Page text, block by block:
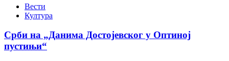
Вести
Култура
Срби на „Данима Достојевског у Оптиној
пустињи“